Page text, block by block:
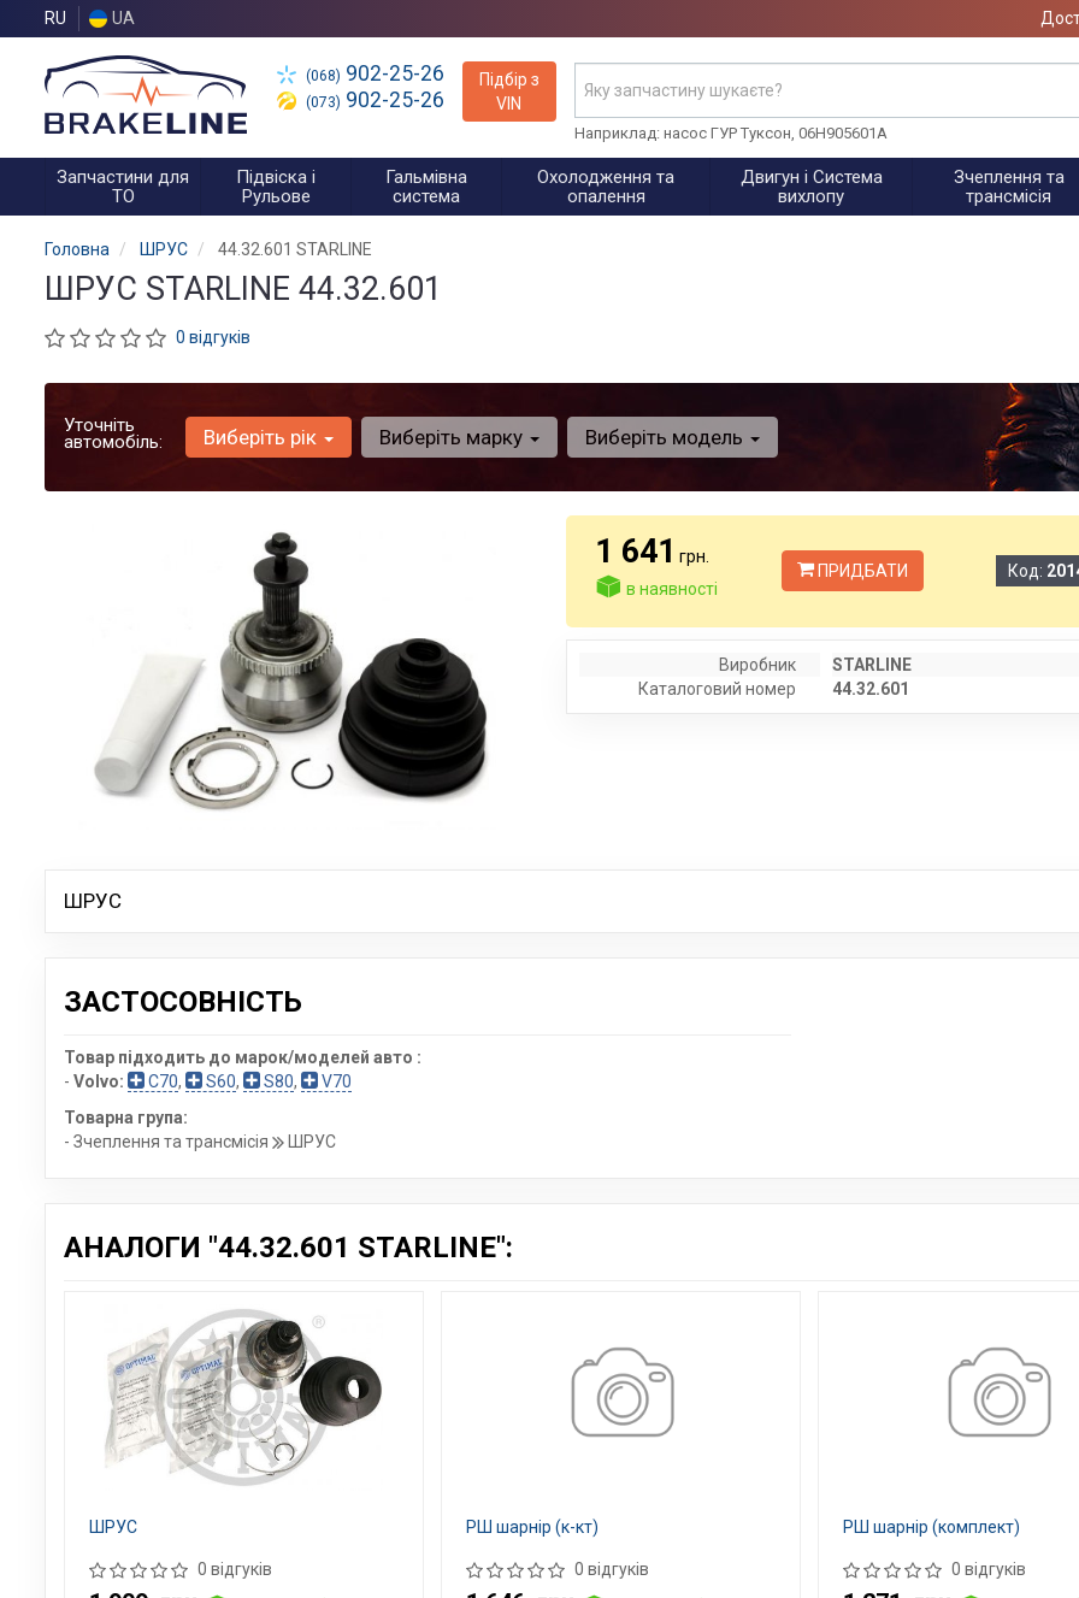
RU UA
(068) 902-25-26
(073) 902-25-26
Підбір з
VIN
Наприклад: насос ГУР Туксон, 06H905601A
Запчастини для
ТО
Підвіска і
Рульове
Гальмівна
система
Охолодження та
опалення
Двигун і Система
вихлопу
Зчеплення та
трансмісія
Головна ШРУС 44.32.601 STARLINE
ШРУС STARLINE 44.32.601
0 відгуків
Уточніть
автомобіль: Виберіть рік Виберіть марку Виберіть модель
1 641 грн.
в наявності
ПРИДБАТИ Код:
Виробник
STARLINE
Каталоговий номер
44.32.601
ШРУС
ЗАСТОСОВНІСТЬ
Товар підходить до марок/моделей авто :
- Volvo: C70, S60, S80,
V70
Товарна група:
- Зчеплення та трансмісія
ШРУС
АНАЛОГИ "44.32.601 STARLINE":
ШРУС
0 відгуків
РШ шарнір (к-кт)
0 відгуків
РШ шарнір (комплект)
0 відгуків